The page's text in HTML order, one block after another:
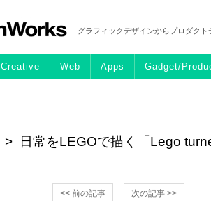
グラフィックデザインからプロダク
Creative Web Apps Gadget/
> 日常をLEGOで描く「Lego
<< 前の記事 次の記事 >>